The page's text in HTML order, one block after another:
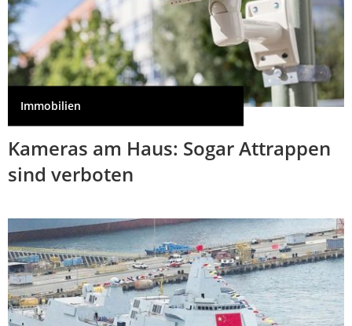
Immobilien
Kameras am Haus: Sogar Attrappen
sind verboten